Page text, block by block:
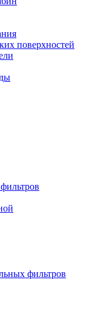
поверхностей
фильтров